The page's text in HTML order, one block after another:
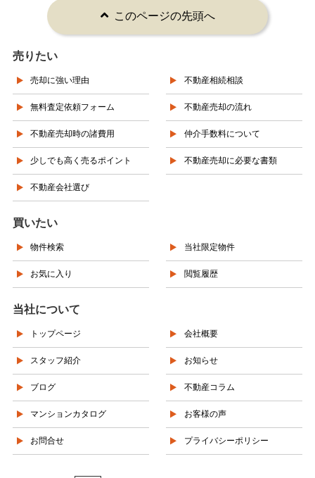
このページの先頭へ
売りたい
売却に強い理由 不動産相続相談
無料査定依頼フォーム 不動産売却の流れ
不動産売却時の諸費用 仲介手数料について
少しでも高く売るポイント 不動産売却に必要な書類
不動産会社選び
買いたい
物件検索 当社限定物件
お気に入り 閲覧履歴
当社について
トップページ 会社概要
スタッフ紹介 お知らせ
ブログ 不動産コラム
マンションカタログ お客様の声
お問合せ プライバシーポリシー